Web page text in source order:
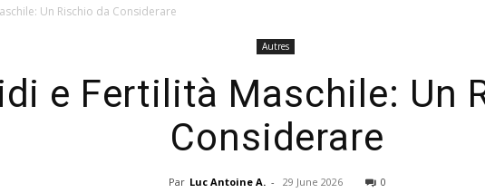
Robuste
Un Rischio da Considerare
Autres
e Fertilità Maschile: Un
Considerare
Par Luc Antoine A. - 29 June 2026 0